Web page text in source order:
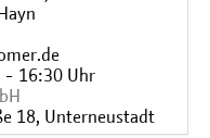
- 16:30 Uhr
18, Unterneustadt